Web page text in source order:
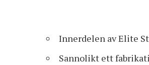
Innerdelen av Elite
Sannolikt ett